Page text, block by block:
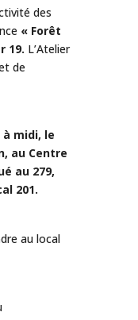
des
« Forêt
19. L’Atelier
de
à midi, le
au Centre
au 279,
201.
au local